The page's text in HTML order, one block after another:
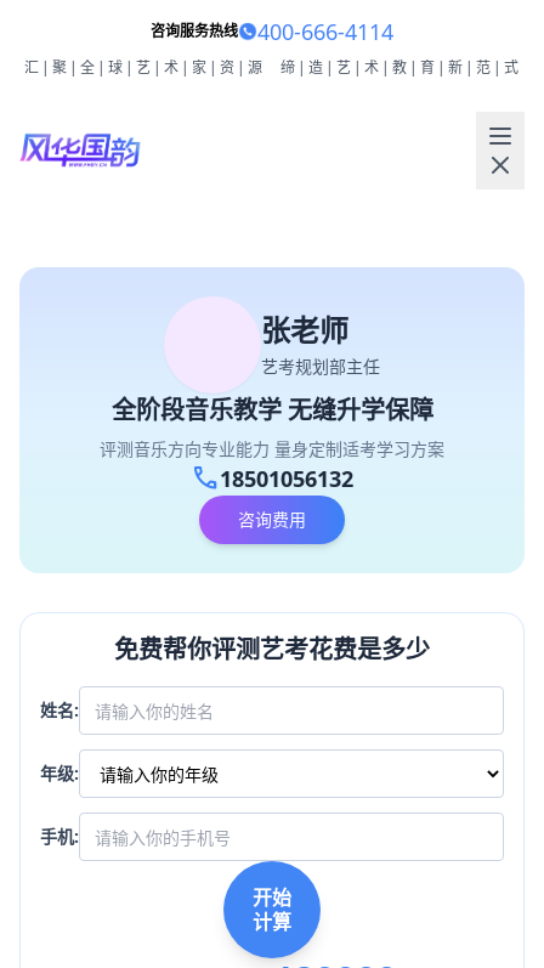
咨询服务热线 400-666-4114
汇|聚|全|球|艺|术|家|资|源 缔|造|艺|术|教|育|新|范|式
张老师
艺考规划部主任
全阶段音乐教学 无缝升学保障
评测音乐方向专业能力 量身定制适考学习方案
call18501056132
咨询费用
免费帮你评测艺考花费是多少
姓名:
年级:
手机:
开始
计算